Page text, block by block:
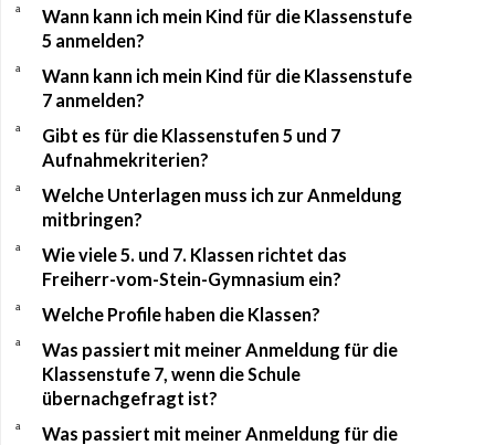
a
Wann kann ich mein Kind für die Klassenstufe
5 anmelden?
a
Wann kann ich mein Kind für die Klassenstufe
7 anmelden?
a
Gibt es für die Klassenstufen 5 und 7
Aufnahmekriterien?
a
Welche Unterlagen muss ich zur Anmeldung
mitbringen?
a
Wie viele 5. und 7. Klassen richtet das
Freiherr-vom-Stein-Gymnasium ein?
a Welche Profile haben die Klassen?
a
Was passiert mit meiner Anmeldung für die
Klassenstufe 7, wenn die Schule
übernachgefragt ist?
a
Was passiert mit meiner Anmeldung für die